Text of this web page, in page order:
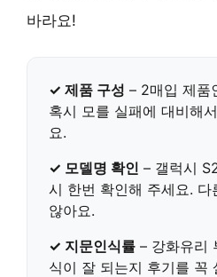
바라요!
✓ 제품 구성 – 2매입 제품
혹시 모를 실패에 대비해
요.
✓ 모델명 확인 – 갤럭시
시 한번 확인해 주세요. 다
않아요.
✓ 지문인식률 – 강화유리
식이 잘 되는지 후기를 꼭